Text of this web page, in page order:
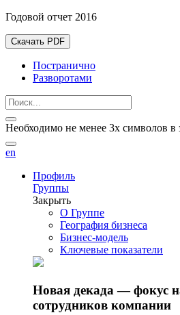
Годовой отчет 2016
Скачать PDF
Постранично
Разворотами
Необходимо не менее 3х символов в
en
Профиль
Группы
Закрыть
О Группе
География бизнеса
Бизнес-модель
Ключевые показатели
Новая декада — фокус
сотрудников компании